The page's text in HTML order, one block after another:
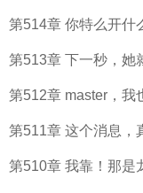
第514章 你特么开什
第513章 下一秒，她
第512章 master，我
第511章 这个消息，
第510章 我靠！那是